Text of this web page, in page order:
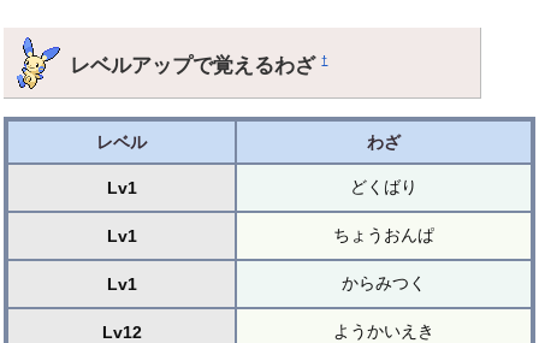
レベルアップで覚えるわざ†
レベル わざ
Lv1 どくばり
Lv1 ちょうおんぱ
Lv1 からみつく
Lv12 ようかいえき